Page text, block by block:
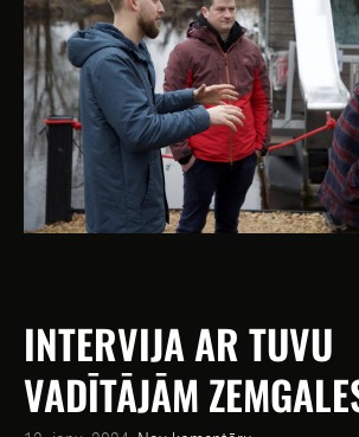
INTERVIJA AR TUVU
VADĪTĀJĀM